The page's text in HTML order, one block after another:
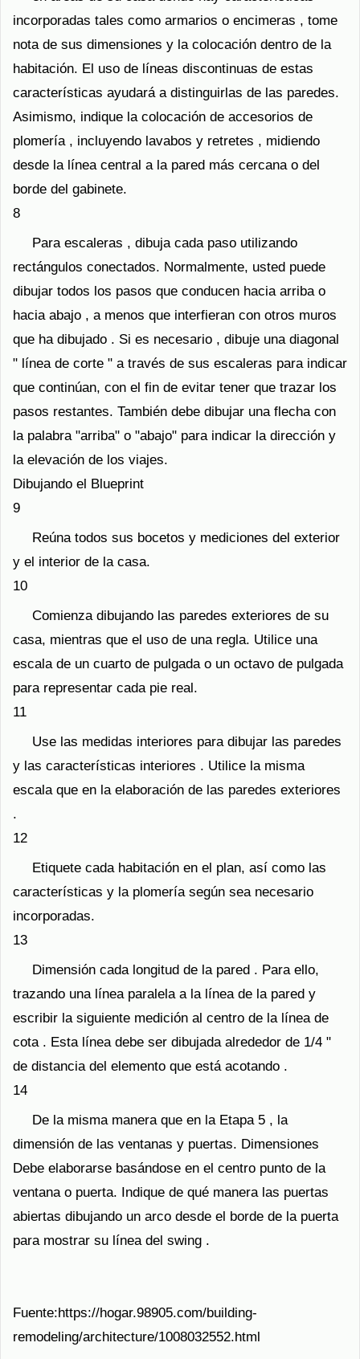
incorporadas tales como armarios o encimeras , tome
nota de sus dimensiones y la colocación dentro de la
habitación. El uso de líneas discontinuas de estas
características ayudará a distinguirlas de las paredes.
Asimismo, indique la colocación de accesorios de
plomería , incluyendo lavabos y retretes , midiendo
desde la línea central a la pared más cercana o del
borde del gabinete.
8
Para escaleras , dibuja cada paso utilizando
rectángulos conectados. Normalmente, usted puede
dibujar todos los pasos que conducen hacia arriba o
hacia abajo , a menos que interfieran con otros muros
que ha dibujado . Si es necesario , dibuje una diagonal
" línea de corte " a través de sus escaleras para indicar
que continúan, con el fin de evitar tener que trazar los
pasos restantes. También debe dibujar una flecha con
la palabra "arriba" o "abajo" para indicar la dirección y
la elevación de los viajes.
Dibujando el Blueprint
9
Reúna todos sus bocetos y mediciones del exterior
y el interior de la casa.
10
Comienza dibujando las paredes exteriores de su
casa, mientras que el uso de una regla. Utilice una
escala de un cuarto de pulgada o un octavo de pulgada
para representar cada pie real.
11
Use las medidas interiores para dibujar las paredes
y las características interiores . Utilice la misma
escala que en la elaboración de las paredes exteriores
.
12
Etiquete cada habitación en el plan, así como las
características y la plomería según sea necesario
incorporadas.
13
Dimensión cada longitud de la pared . Para ello,
trazando una línea paralela a la línea de la pared y
escribir la siguiente medición al centro de la línea de
cota . Esta línea debe ser dibujada alrededor de 1/4 "
de distancia del elemento que está acotando .
14
De la misma manera que en la Etapa 5 , la
dimensión de las ventanas y puertas. Dimensiones
Debe elaborarse basándose en el centro punto de la
ventana o puerta. Indique de qué manera las puertas
abiertas dibujando un arco desde el borde de la puerta
para mostrar su línea del swing .
Fuente:https://hogar.98905.com/building-
remodeling/architecture/1008032552.html